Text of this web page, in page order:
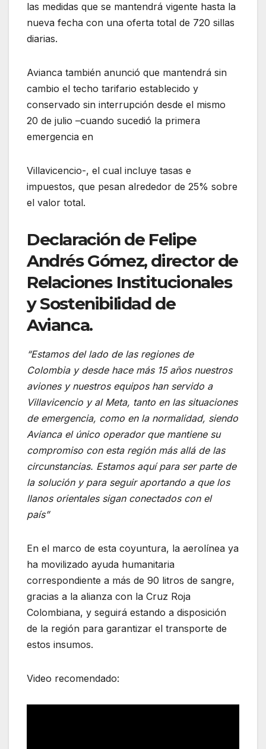
las medidas que se mantendrá vigente hasta la
nueva fecha con una oferta total de 720 sillas
diarias.
Avianca también anunció que mantendrá sin
cambio el techo tarifario establecido y
conservado sin interrupción desde el mismo
20 de julio –cuando sucedió la primera
emergencia en
Villavicencio-, el cual incluye tasas e
impuestos, que pesan alrededor de 25% sobre
el valor total.
Declaración de Felipe
Andrés Gómez, director de
Relaciones Institucionales
y Sostenibilidad de
Avianca.
“Estamos del lado de las regiones de
Colombia y desde hace más 15 años nuestros
aviones y nuestros equipos han servido a
Villavicencio y al Meta, tanto en las situaciones
de emergencia, como en la normalidad, siendo
Avianca el único operador que mantiene su
compromiso con esta región más allá de las
circunstancias. Estamos aquí para ser parte de
la solución y para seguir aportando a que los
llanos orientales sigan conectados con el
país”
En el marco de esta coyuntura, la aerolínea ya
ha movilizado ayuda humanitaria
correspondiente a más de 90 litros de sangre,
gracias a la alianza con la Cruz Roja
Colombiana, y seguirá estando a disposición
de la región para garantizar el transporte de
estos insumos.
Video recomendado: